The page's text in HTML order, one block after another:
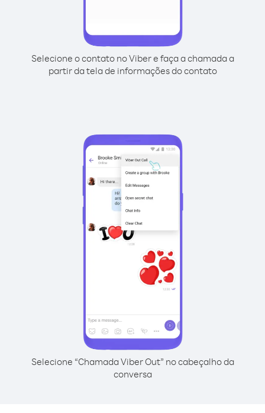
Selecione o contato no Viber e faça a chamada a
partir da tela de informações do contato
Selecione “Chamada Viber Out” no cabeçalho da
conversa